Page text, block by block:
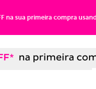
na sua primeira compra